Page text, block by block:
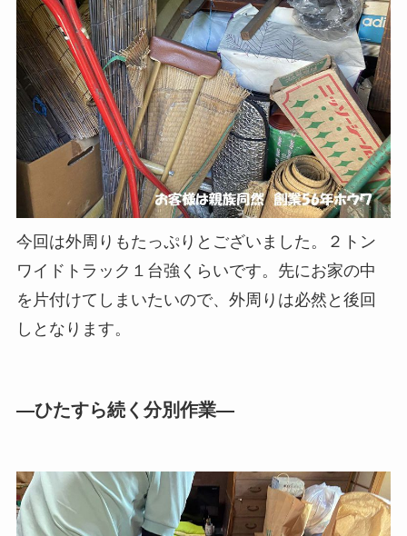
今回は外周りもたっぷりとございました。２トン
ワイドトラック１台強くらいです。先にお家の中
を片付けてしまいたいので、外周りは必然と後回
しとなります。
―ひたすら続く分別作業―